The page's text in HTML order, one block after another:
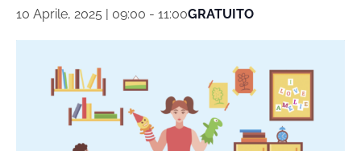
10 Aprile, 2025 | 09:00 - 11:00GRATUITO